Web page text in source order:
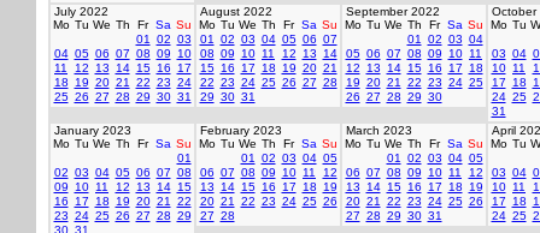
July 2022
Mo Tu We Th Fr Sa Su
01
02 03
04 05 06 07 08 09
10
11
12 13 14 15 16
17
18
19 20 21 22 23 24
25 26 27 28 29 30 31
August 2022
Mo Tu We Th Fr Sa Su
01
02 03 04 05 06 07
08 09 10 11 12 13
14
15 16 17 18 19 20 21
22 23 24 25 26 27 28
29 30 31
September 2022
Mo Tu We Th Fr Sa Su
01
02 03 04
05 06 07 08 09 10 11
12
13 14 15 16 17
18
19 20 21 22 23 24 25
26 27 28 29 30
October
Mo Tu
03 04
10 11
17
18
24 25
31
January 2023
Mo Tu We Th Fr Sa Su
01
02 03 04 05 06 07 08
09
10 11 12 13 14 15
16
17 18 19 20 21
22
23 24 25 26 27 28 29
30 31
February 2023
Mo Tu We Th Fr Sa Su
01
02 03 04 05
06 07 08 09 10 11
12
13
14 15 16 17 18
19
20 21 22 23 24 25 26
27 28
March 2023
Mo Tu We Th Fr Sa Su
01
02 03 04 05
06 07 08 09 10 11
12
13
14 15 16 17 18
19
20 21 22 23 24 25 26
27 28 29 30 31
April
Mo Tu
03 04
10 11
17
18
24 25